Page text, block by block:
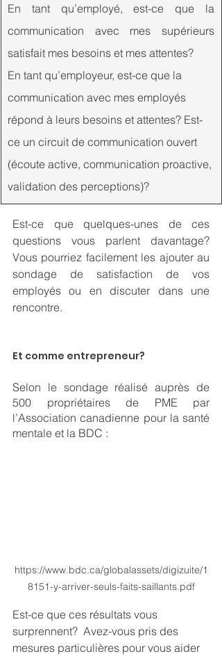
En tant qu’employé, est-ce que la
communication avec mes supérieurs
satisfait mes besoins et mes attentes?
En tant qu’employeur, est-ce que la
communication avec mes employés
répond à leurs besoins et attentes? Est-
ce un circuit de communication ouvert
(écoute active, communication proactive,
validation des perceptions)?
Est-ce que quelques-unes de ces
questions vous parlent davantage?
Vous pourriez facilement les ajouter au
sondage de satisfaction de vos
employés ou en discuter dans une
rencontre.
Et comme entrepreneur?
Selon le sondage réalisé auprès de
500 propriétaires de PME par
l’Association canadienne pour la santé
mentale et la BDC :
https://www.bdc.ca/globalassets/digizuite/1
8151-y-arriver-seuls-faits-saillants.pdf
Est-ce que ces résultats vous
surprennent?  Avez-vous pris des
mesures particulières pour vous aider